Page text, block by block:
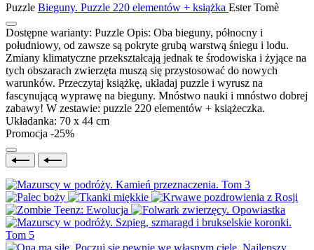
Puzzle Bieguny. Puzzle 220 elementów + książka Ester Tomè
Dostępne warianty: Puzzle Opis: Oba bieguny, północny i
południowy, od zawsze są pokryte grubą warstwą śniegu i lodu.
Zmiany klimatyczne przekształcają jednak te środowiska i żyjące na
tych obszarach zwierzęta muszą się przystosować do nowych
warunków. Przeczytaj książkę, układaj puzzle i wyrusz na
fascynującą wyprawę na bieguny. Mnóstwo nauki i mnóstwo dobrej
zabawy! W zestawie: puzzle 220 elementów + książeczka.
Układanka: 70 x 44 cm
Promocja -25%